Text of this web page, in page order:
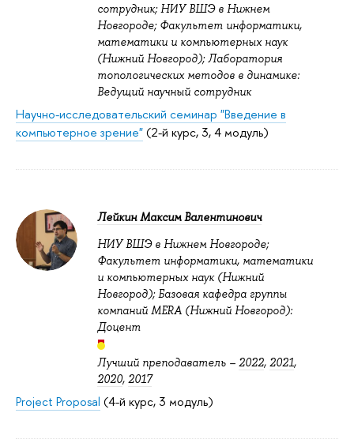
сотрудник; НИУ ВШЭ в Нижнем
Новгороде; Факультет информатики,
математики и компьютерных наук
(Нижний Новгород); Лаборатория
топологических методов в динамике:
Ведущий научный сотрудник
Научно-исследовательский семинар "Введение в
компьютерное зрение"(2-й курс, 3, 4 модуль)
Лейкин Максим Валентинович
НИУ ВШЭ в Нижнем Новгороде;
Факультет информатики, математики
и компьютерных наук (Нижний
Новгород); Базовая кафедра группы
компаний MERA (Нижний Новгород):
Доцент
Лучший преподаватель – 2022, 2021,
2020, 2017
Project Proposal (4-й курс, 3 модуль)